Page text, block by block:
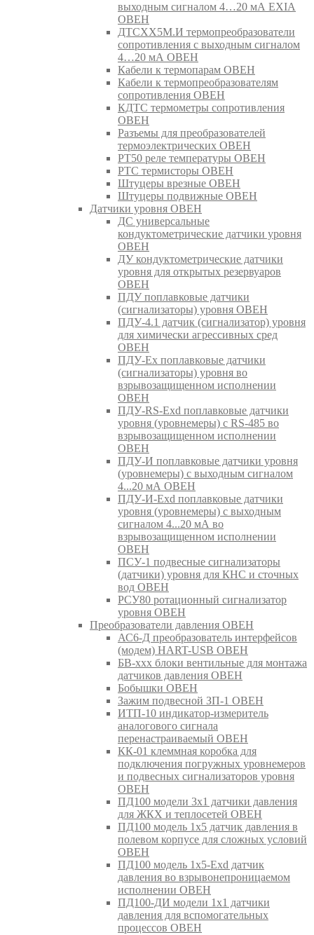
выходным сигналом 4…20 мА EXIA
ОВЕН
ДТСХХ5М.И термопреобразователи
сопротивления с выходным сигналом
4…20 мА ОВЕН
Кабели к термопарам ОВЕН
Кабели к термопреобразователям
сопротивления ОВЕН
КДТС термометры сопротивления
ОВЕН
Разъемы для преобразователей
термоэлектрических ОВЕН
РТ50 реле температуры ОВЕН
РТС термисторы ОВЕН
Штуцеры врезные ОВЕН
Штуцеры подвижные ОВЕН
Датчики уровня ОВЕН
ДС универсальные
кондуктометрические датчики уровня
ОВЕН
ДУ кондуктометрические датчики
уровня для открытых резервуаров
ОВЕН
ПДУ поплавковые датчики
(сигнализаторы) уровня ОВЕН
ПДУ-4.1 датчик (сигнализатор) уровня
для химически агрессивных сред
ОВЕН
ПДУ-Ex поплавковые датчики
(сигнализаторы) уровня во
взрывозащищенном исполнении
ОВЕН
ПДУ-RS-Exd поплавковые датчики
уровня (уровнемеры) с RS-485 во
взрывозащищенном исполнении
ОВЕН
ПДУ-И поплавковые датчики уровня
(уровнемеры) с выходным сигналом
4...20 мА ОВЕН
ПДУ-И-Exd поплавковые датчики
уровня (уровнемеры) с выходным
сигналом 4...20 мА во
взрывозащищенном исполнении
ОВЕН
ПСУ-1 подвесные сигнализаторы
(датчики) уровня для КНС и сточных
вод ОВЕН
РСУ80 ротационный сигнализатор
уровня ОВЕН
Преобразователи давления ОВЕН
АС6-Д преобразователь интерфейсов
(модем) HART-USB ОВЕН
БВ-ххх блоки вентильные для монтажа
датчиков давления ОВЕН
Бобышки ОВЕН
Зажим подвесной ЗП-1 ОВЕН
ИТП-10 индикатор-измеритель
аналогового сигнала
перенастраиваемый ОВЕН
КК-01 клеммная коробка для
подключения погружных уровнемеров
и подвесных сигнализаторов уровня
ОВЕН
ПД100 модели 3х1 датчики давления
для ЖКХ и теплосетей ОВЕН
ПД100 модель 1х5 датчик давления в
полевом корпусе для сложных условий
ОВЕН
ПД100 модель 1х5-Exd датчик
давления во взрывонепроницаемом
исполнении ОВЕН
ПД100-ДИ модели 1х1 датчики
давления для вспомогательных
процессов ОВЕН